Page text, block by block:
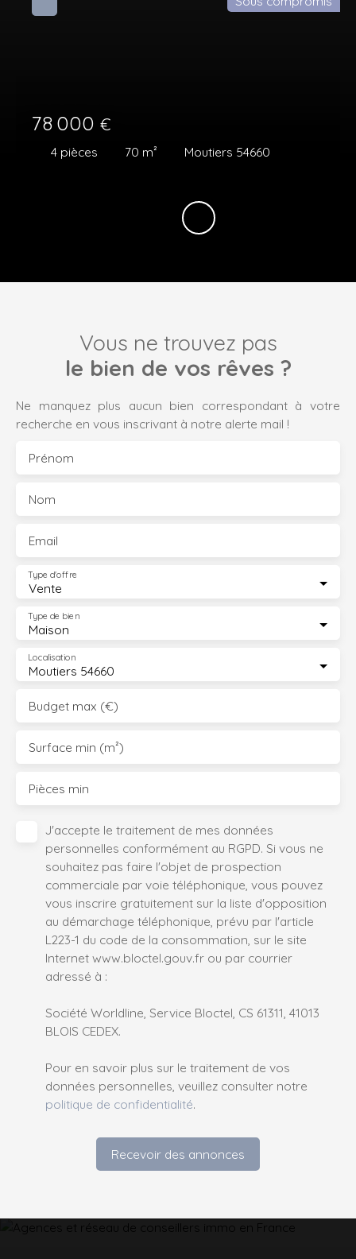
78 000 €
4 pièces 70 m² Moutiers 54660
Vous ne trouvez pas
le bien de vos rêves ?
Ne manquez plus aucun bien correspondant à votre
recherche en vous inscrivant à notre alerte mail !
Prénom
Nom
Email
Vente
Type d'offre
Maison
Type de bien
Moutiers 54660
Localisation
Budget max (€)
Surface min (m²)
Pièces min
J'accepte le traitement de mes données
personnelles conformément au RGPD. Si vous ne
souhaitez pas faire l'objet de prospection
commerciale par voie téléphonique, vous pouvez
vous inscrire gratuitement sur la liste d'opposition
au démarchage téléphonique, prévu par l'article
L223-1 du code de la consommation, sur le site
Internet www.bloctel.gouv.fr ou par courrier
adressé à :
Société Worldline, Service Bloctel, CS 61311, 41013
BLOIS CEDEX.
Pour en savoir plus sur le traitement de vos
données personnelles, veuillez consulter notre
politique de confidentialité.
Recevoir des annonces